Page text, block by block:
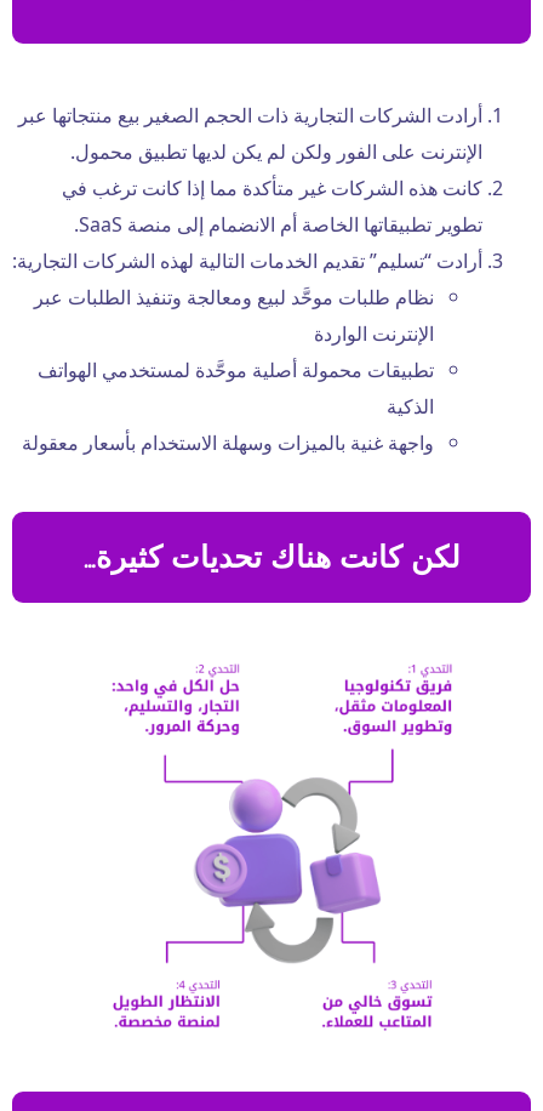
أرادت الشركات التجارية ذات الحجم الصغير بيع منتجاتها عبر
الإنترنت على الفور ولكن لم يكن لديها تطبيق محمول.
كانت هذه الشركات غير متأكدة مما إذا كانت ترغب في
تطوير تطبيقاتها الخاصة أم الانضمام إلى منصة SaaS.
أرادت “تسليم” تقديم الخدمات التالية لهذه الشركات التجارية:
نظام طلبات موحَّد لبيع ومعالجة وتنفيذ الطلبات عبر
الإنترنت الواردة
تطبيقات محمولة أصلية موحَّدة لمستخدمي الهواتف
الذكية
واجهة غنية بالميزات وسهلة الاستخدام بأسعار معقولة
لكن كانت هناك تحديات كثيرة…